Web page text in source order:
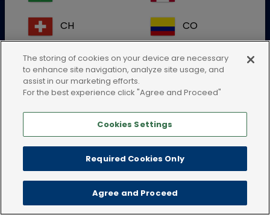
Cookie-Richtlinie
Impressum
CH CO
CR DK
ES FI
IE
The storing of cookies on your device are necessary
to enhance site navigation, analyze site usage, and
assist in our marketing efforts.
For the best experience click "Agree and Proceed"
Cookies Settings
Required Cookies Only
Agree and Proceed